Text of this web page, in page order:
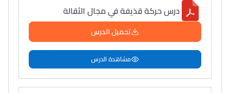
درس حركة قذيفة في مجال الثقالة
تحميل الدرس
مشاهدة الدرس